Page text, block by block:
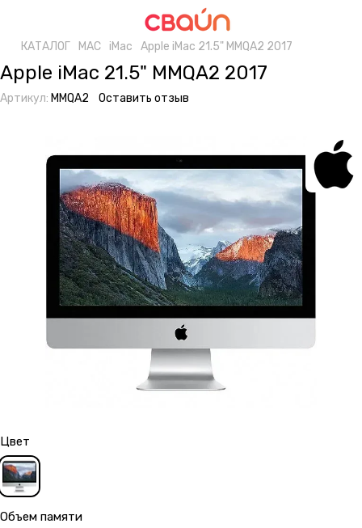
КАТАЛОГ MAC iMac Apple iMac 21.5" MMQA2 2017
Apple iMac 21.5" MMQA2 2017
Артикул: MMQA2 Оставить отзыв
Цвет
Объем памяти